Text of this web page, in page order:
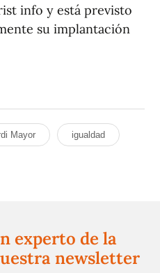
info y está previsto
su implantación
Mayor igualdad
experto de la
newsletter